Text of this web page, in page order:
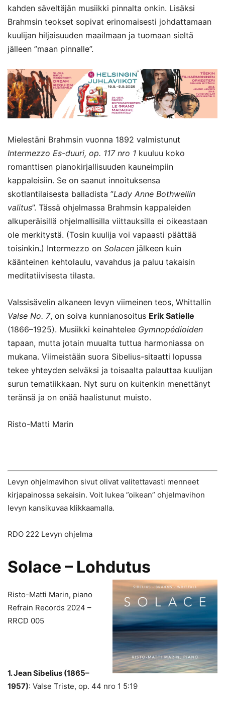
kahden säveltäjän musiikki pinnalta onkin. Lisäksi
Brahmsin teokset sopivat erinomaisesti johdattamaan
kuulijan hiljaisuuden maailmaan ja tuomaan sieltä
jälleen ”maan pinnalle”.
Mielestäni Brahmsin vuonna 1892 valmistunut
Intermezzo Es-duuri, op. 117 nro 1 kuuluu koko
romanttisen pianokirjallisuuden kauneimpiin
kappaleisiin. Se on saanut innoituksensa
skotlantilaisesta balladista ”Lady Anne Bothwellin
valitus”. Tässä ohjelmassa Brahmsin kappaleiden
alkuperäisillä ohjelmallisilla viittauksilla ei oikeastaan
ole merkitystä. (Tosin kuulija voi vapaasti päättää
toisinkin.) Intermezzo on Solacen jälkeen kuin
käänteinen kehtolaulu, vavahdus ja paluu takaisin
meditatiivisesta tilasta.
Valssisävelin alkaneen levyn viimeinen teos, Whittallin
Valse No. 7, on soiva kunnianosoitus Erik Satielle
(1866–1925). Musiikki keinahtelee Gymnopédioiden
tapaan, mutta jotain muualta tuttua harmoniassa on
mukana. Viimeistään suora Sibelius-sitaatti lopussa
tekee yhteyden selväksi ja toisaalta palauttaa kuulijan
surun tematiikkaan. Nyt suru on kuitenkin menettänyt
teränsä ja on enää haalistunut muisto.
Risto-Matti Marin
Levyn ohjelmavihon sivut olivat valitettavasti menneet
kirjapainossa sekaisin. Voit lukea ”oikean” ohjelmavihon
levyn kansikuvaa klikkaamalla.
RDO 222 Levyn ohjelma
Solace – Lohdutus
Risto-Matti Marin, piano
Refrain Records 2024 –
RRCD 005
1. Jean Sibelius (1865–
1957): Valse Triste, op. 44 nro 1 5:19